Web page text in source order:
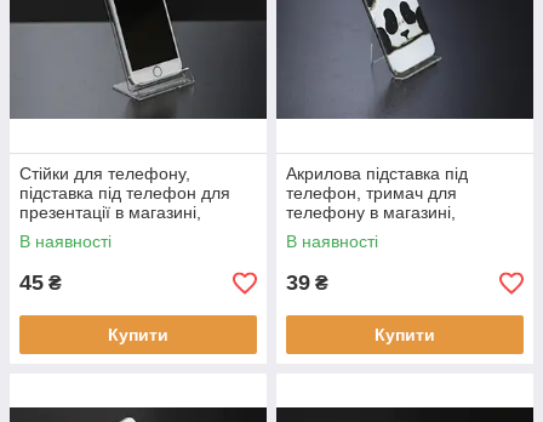
Стійки для телефону,
підставка під телефон для
презентації в магазині,
прозора
В наявності
45 ₴
Купити
Акрилова підставка під
телефон, тримач для
телефону в магазині,
матеріал акрил
В наявності
39 ₴
Купити